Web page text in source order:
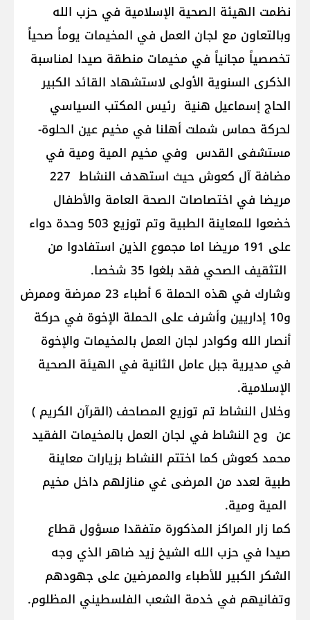
نظمت الهيئة الصحية الإسلامية في حزب الله
وبالتعاون مع لجان العمل في المخيمات يوماً صحياً
تخصصياً مجانياً في مخيمات منطقة صيدا لمناسبة
الذكرى السنوية الأولى لاستشهاد القائد الكبير
الحاج إسماعيل هنية رئيس المكتب السياسي
لحركة حماس شملت أهلنا في مخيم عين الحلوة-
مستشفى القدس وفي مخيم المية ومية في
مضافة آل كعوش حيث استهدف النشاط 227
مريضا في اختصاصات الصحة العامة والأطفال
خضعوا للمعاينة الطبية وتم توزيع 503 وحدة دواء
على 191 مريضا اما مجموع الذين استفادوا من
التثقيف الصحي فقد بلغوا 35 شخصا.
وشارك في هذه الحملة 6 أطباء 23 ممرضة وممرض
و10 إداريين وأشرف على الحملة الإخوة في حركة
أنصار الله وكوادر لجان العمل بالمخيمات والإخوة
في مديرية جبل عامل الثانية في الهيئة الصحية
الإسلامية.
وخلال النشاط تم توزيع المصاحف (القرآن الكريم )
عن وح النشاط في لجان العمل بالمخيمات الفقيد
محمد كعوش كما اختتم النشاط بزيارات معاينة
طبية لعدد من المرضى غي منازلهم داخل مخيم
المية ومية.
كما زار المراكز المذكورة متفقدا مسؤول قطاع
صيدا في حزب الله الشيخ زيد ضاهر الذي وجه
الشكر الكبير للأطباء والممرضين على جهودهم
وتفانيهم في خدمة الشعب الفلسطيني المظلوم.